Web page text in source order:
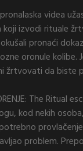
videa
koji izvodi rituale
pronaći
oronule kolibe.
žrtvovati da biste
The Ritual
kod nekih
problem.